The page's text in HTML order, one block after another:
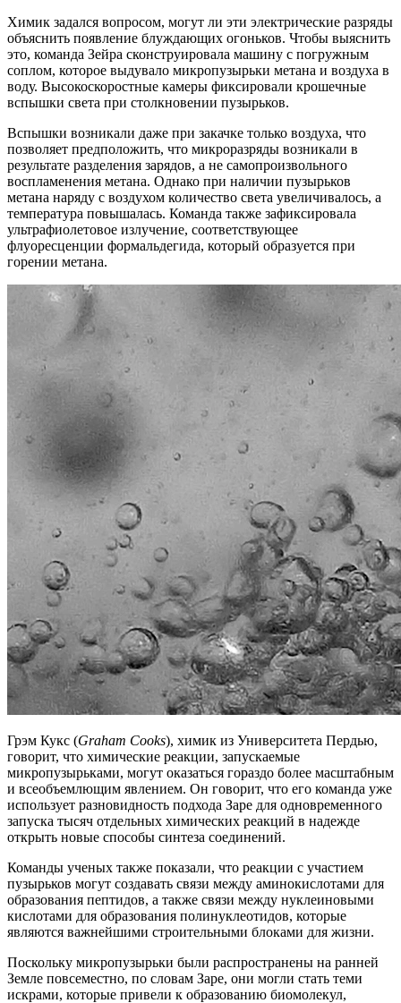
Химик задался вопросом, могут ли эти электрические разряды
объяснить появление блуждающих огоньков. Чтобы выяснить
это, команда Зейра сконструировала машину с погружным
соплом, которое выдувало микропузырьки метана и воздуха в
воду. Высокоскоростные камеры фиксировали крошечные
вспышки света при столкновении пузырьков.
Вспышки возникали даже при закачке только воздуха, что
позволяет предположить, что микроразряды возникали в
результате разделения зарядов, а не самопроизвольного
воспламенения метана. Однако при наличии пузырьков
метана наряду с воздухом количество света увеличивалось, а
температура повышалась. Команда также зафиксировала
ультрафиолетовое излучение, соответствующее
флуоресценции формальдегида, который образуется при
горении метана.
Грэм Кукс (Graham Cooks), химик из Университета Пердью,
говорит, что химические реакции, запускаемые
микропузырьками, могут оказаться гораздо более масштабным
и всеобъемлющим явлением. Он говорит, что его команда уже
использует разновидность подхода Заре для одновременного
запуска тысяч отдельных химических реакций в надежде
открыть новые способы синтеза соединений.
Команды ученых также показали, что реакции с участием
пузырьков могут создавать связи между аминокислотами для
образования пептидов, а также связи между нуклеиновыми
кислотами для образования полинуклеотидов, которые
являются важнейшими строительными блоками для жизни.
Поскольку микропузырьки были распространены на ранней
Земле повсеместно, по словам Заре, они могли стать теми
искрами, которые привели к образованию биомолекул,